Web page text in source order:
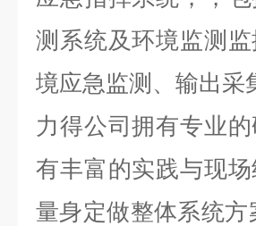
测系统及环境监测
境应急监测、输出采
力得公司拥有专业
有丰富的实践与现
量身定做整体系统